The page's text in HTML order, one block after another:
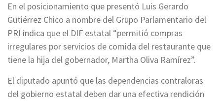
En el posicionamiento que presentó Luis Gerardo
Gutiérrez Chico a nombre del Grupo Parlamentario del
PRI indica que el DIF estatal “permitió compras
irregulares por servicios de comida del restaurante que
tiene la hija del gobernador, Martha Oliva Ramírez”.
El diputado apuntó que las dependencias contraloras
del gobierno estatal deben dar una efectiva rendición